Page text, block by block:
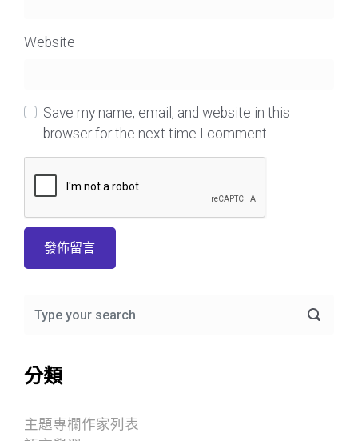
Website
Save my name, email, and website in this
browser for the next time I comment.
分類
主題專欄作家列表